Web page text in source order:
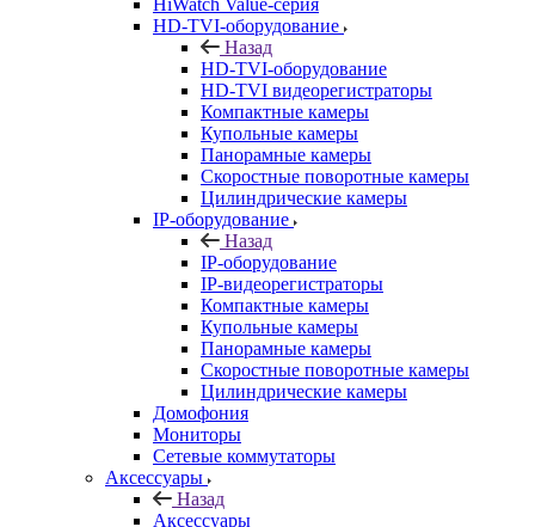
HiWatch Value-серия
HD-TVI-оборудование
Назад
HD-TVI-оборудование
HD-TVI видеорегистраторы
Компактные камеры
Купольные камеры
Панорамные камеры
Скоростные поворотные камеры
Цилиндрические камеры
IP-оборудование
Назад
IP-оборудование
IP-видеорегистраторы
Компактные камеры
Купольные камеры
Панорамные камеры
Скоростные поворотные камеры
Цилиндрические камеры
Домофония
Мониторы
Сетевые коммутаторы
Аксессуары
Назад
Аксессуары